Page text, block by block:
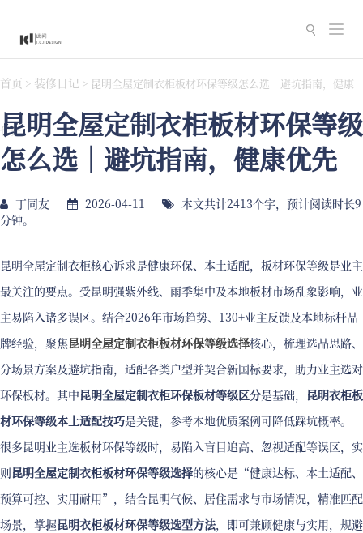
切
换
导
航
首页 > 装修日记 > 昆明全屋定制衣柜板材环保等级怎么选｜避坑指南，健康
优先
昆明全屋定制衣柜板材环保等级
怎么选｜避坑指南，健康优先
丁同友 2026-04-11
本文共计2413个字，预计阅读时长9
分钟。
昆明全屋定制衣柜核心诉求是健康环保、本土适配，板材环保等级是业主
最关注的要点。受昆明强紫外线、雨季集中及本地板材市场乱象影响，业
主易陷入诸多误区。结合2026年市场趋势、130+业主反馈及本地标杆品
牌经验，聚焦昆明全屋定制衣柜板材环保等级选择核心，梳理选品思路、
分场景方案及避坑指南，适配各类户型并契合新国标要求，助力业主选对
环保板材。其中昆明全屋定制衣柜环保板材等级区分是基础， 昆明衣柜板
材环保等级本土适配技巧是关键，参考本地优质案例可降低踩坑概率。
很多昆明业主选板材环保等级时，易陷入盲目追高、忽视适配等误区，实
则昆明全屋定制衣柜板材环保等级选择的核心是“健康达标、本土适配、
预算可控、实用耐用”，结合昆明气候、居住需求与市场情况，精准匹配
场景，掌握昆明衣柜板材环保等级选型方法，即可兼顾健康与实用，规避